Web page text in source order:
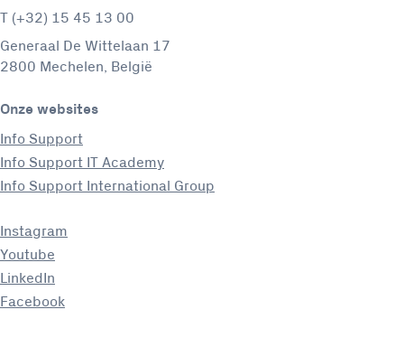
T (+32) 15 45 13 00
Generaal De Wittelaan 17
2800 Mechelen, België
Onze websites
Info Support
Info Support IT Academy
Info Support International Group
Instagram
Youtube
LinkedIn
Facebook